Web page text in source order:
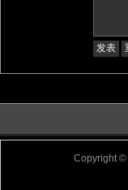
Copyright ©